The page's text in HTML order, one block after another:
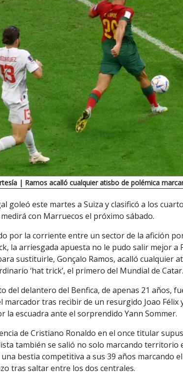
| Ramos acalló cualquier atisbo de polémica
goleó este martes a Suiza y clasificó a los
con Marruecos el próximo sábado.
por la corriente entre un sector de la afición
la arriesgada apuesta no le pudo salir mejor a
sustituirle, Gonçalo Ramos, acalló cualquier
‘hat trick’, el primero del Mundial de Catar.
del delantero del Benfica, de apenas 21 años,
marcador tras recibir de un resurgido Joao
la escuadra ante el sorprendido Yann Sommer.
de Cristiano Ronaldo en el once titular
también se salió no solo marcando territorio
bestia competitiva a sus 39 años marcando
tras saltar entre los dos centrales.